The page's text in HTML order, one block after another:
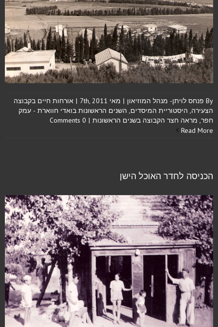
By פנחס לויתן- מנהל המוזיאון | מאי 7th, 2011 | אורחות חיים בקבוצה
הצעירה, היסטוריית המיסדים, השנים הראשונות בואדי חווארת - עמק
חפר, מראה חצר הקבוצה בשנים הראשונות |
0 Comments
Read More
הכניסה לחדר האוכל הישן